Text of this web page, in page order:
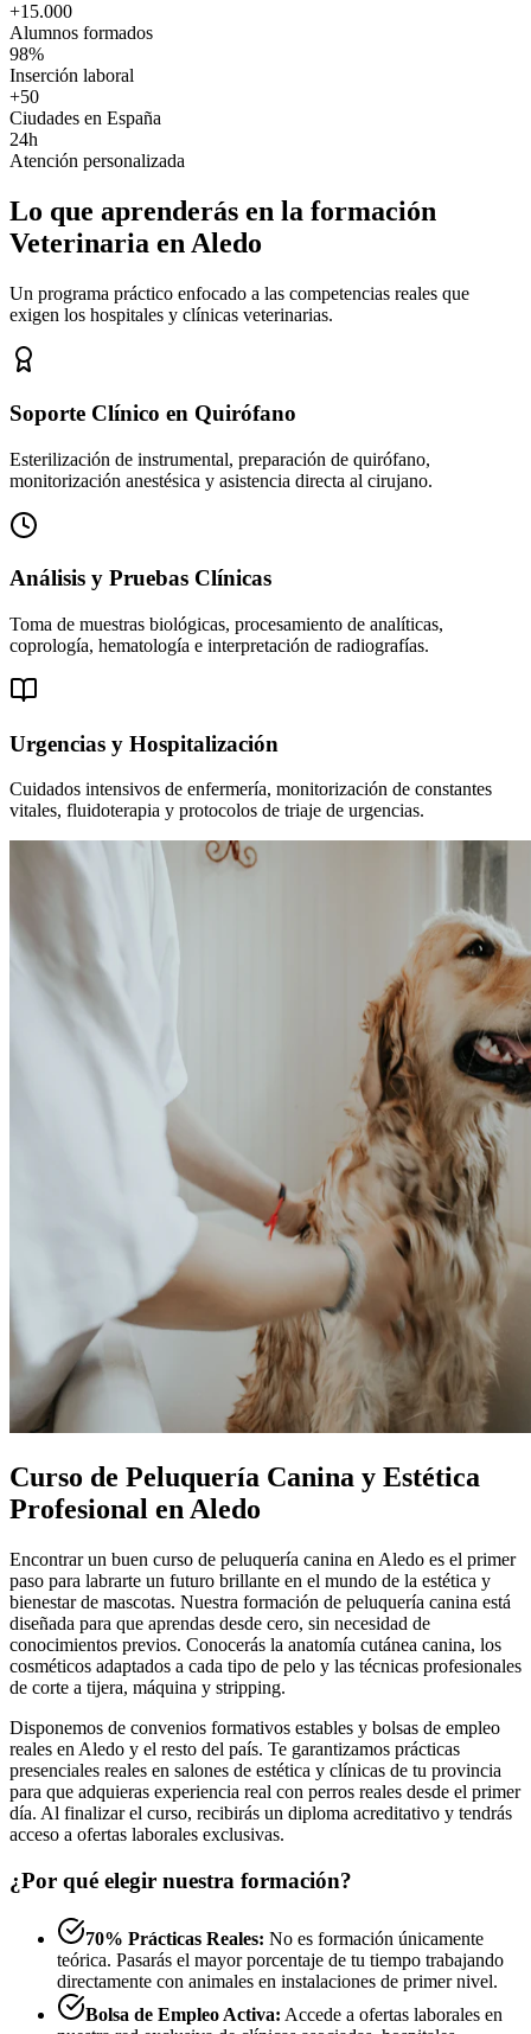
+15.000
Alumnos formados
98%
Inserción laboral
+50
Ciudades en España
24h
Atención personalizada
Lo que aprenderás en la formación
Veterinaria en Aledo
Un programa práctico enfocado a las competencias reales que
exigen los hospitales y clínicas veterinarias.
Soporte Clínico en Quirófano
Esterilización de instrumental, preparación de quirófano,
monitorización anestésica y asistencia directa al cirujano.
Análisis y Pruebas Clínicas
Toma de muestras biológicas, procesamiento de analíticas,
coprología, hematología e interpretación de radiografías.
Urgencias y Hospitalización
Cuidados intensivos de enfermería, monitorización de constantes
vitales, fluidoterapia y protocolos de triaje de urgencias.
Curso de Peluquería Canina y Estética
Profesional en Aledo
Encontrar un buen curso de peluquería canina en Aledo es el primer
paso para labrarte un futuro brillante en el mundo de la estética y
bienestar de mascotas. Nuestra formación de peluquería canina está
diseñada para que aprendas desde cero, sin necesidad de
conocimientos previos. Conocerás la anatomía cutánea canina, los
cosméticos adaptados a cada tipo de pelo y las técnicas profesionales
de corte a tijera, máquina y stripping.
Disponemos de convenios formativos estables y bolsas de empleo
reales en Aledo y el resto del país. Te garantizamos prácticas
presenciales reales en salones de estética y clínicas de tu provincia
para que adquieras experiencia real con perros reales desde el primer
día. Al finalizar el curso, recibirás un diploma acreditativo y tendrás
acceso a ofertas laborales exclusivas.
¿Por qué elegir nuestra formación?
70% Prácticas Reales: No es formación únicamente
teórica. Pasarás el mayor porcentaje de tu tiempo trabajando
directamente con animales en instalaciones de primer nivel.
Bolsa de Empleo Activa: Accede a ofertas laborales en